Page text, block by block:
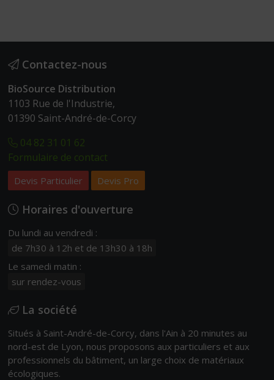
Contactez-nous
BioSource Distribution
1103 Rue de l'Industrie,
01390 Saint-André-de-Corcy
04 82 31 01 62
Formulaire de contact
Devis Particulier Devis Pro
Horaires d'ouverture
Du lundi au vendredi :
de 7h30 à 12h et de 13h30 à 18h
Le samedi matin :
sur rendez-vous
La société
Situés à Saint-André-de-Corcy, dans l'Ain à 20 minutes au
nord-est de Lyon, nous proposons aux particuliers et aux
professionnels du bâtiment, un large choix de matériaux
écologiques.